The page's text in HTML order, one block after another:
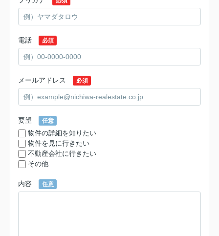
電話 必須
メールアドレス 必須
要望 任意
物件の詳細を知りたい
物件を見に行きたい
不動産会社に行きたい
その他
内容 任意